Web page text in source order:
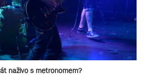
naživo s metronomem?